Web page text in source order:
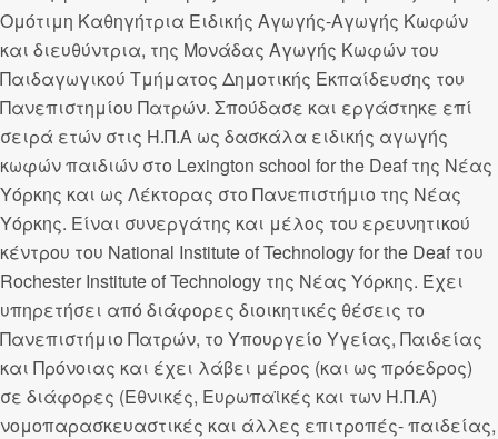
Ομότιμη Καθηγήτρια Ειδικής Αγωγής-Αγωγής Κωφών
και διευθύντρια, της Μονάδας Αγωγής Κωφών του
Παιδαγωγικού Τμήματος Δημοτικής Εκπαίδευσης του
Πανεπιστημίου Πατρών. Σπούδασε και εργάστηκε επί
σειρά ετών στις Η.Π.Α ως δασκάλα ειδικής αγωγής
κωφών παιδιών στο Lexington school for the Deaf της Νέας
Υόρκης και ως Λέκτορας στο Πανεπιστήμιο της Νέας
Υόρκης. Είναι συνεργάτης και μέλος του ερευνητικού
κέντρου του National Institute of Technology for the Deaf του
Rochester Institute of Technology της Νέας Υόρκης. Έχει
υπηρετήσει από διάφορες διοικητικές θέσεις το
Πανεπιστήμιο Πατρών, το Υπουργείο Υγείας, Παιδείας
και Πρόνοιας και έχει λάβει μέρος (και ως πρόεδρος)
σε διάφορες (Εθνικές, Ευρωπαϊκές και των Η.Π.Α)
νομοπαρασκευαστικές και άλλες επιτροπές- παιδείας,